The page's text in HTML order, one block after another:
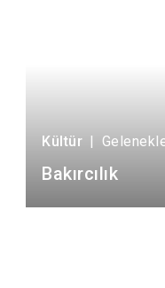
Kültür |
Bakırcılık